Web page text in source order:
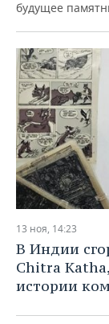
будущее
13 ноя, 14:23
В Индии
Chitra
истории